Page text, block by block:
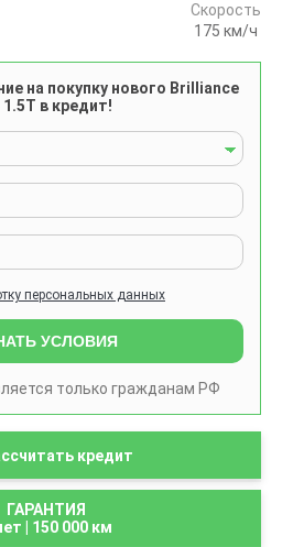
на покупку нового Brilliance
1.5T в кредит!
персональных данных
УСЛОВИЯ
только гражданам РФ
кредит
ГАРАНТИЯ
150 000 км
Cкорость
175 км/ч